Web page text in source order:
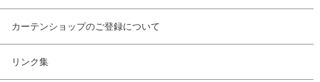
カーテンショップのご登録について
リンク集